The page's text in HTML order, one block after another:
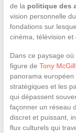
de la politique des
vision personnelle
fondations sur
cinéma, télévision et
Dans ce paysage
figure de Tony McGill
panorama
stratégiques et les
qui dépassent
façonner un réseau
discret et puissant,
flux culturels qui